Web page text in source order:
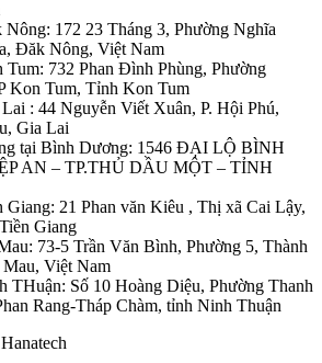
172 23 Tháng 3, Phường Nghĩa
Đăk Nông, Việt Nam
732 Phan Đình Phùng, Phường
Kon Tum, Tỉnh Kon Tum
: 44 Nguyễn Viết Xuân, P. Hội Phú,
Gia Lai
tại Bình Dương: 1546 ĐẠI LỘ BÌNH
AN – TP.THỦ DẦU MỘT – TỈNH
21 Phan văn Kiêu , Thị xã Cai Lậy,
Giang
73-5 Trần Văn Bình, Phường 5, Thành
Việt Nam
THuận: Số 10 Hoàng Diệu, Phường Thanh
Rang-Tháp Chàm, tỉnh Ninh Thuận